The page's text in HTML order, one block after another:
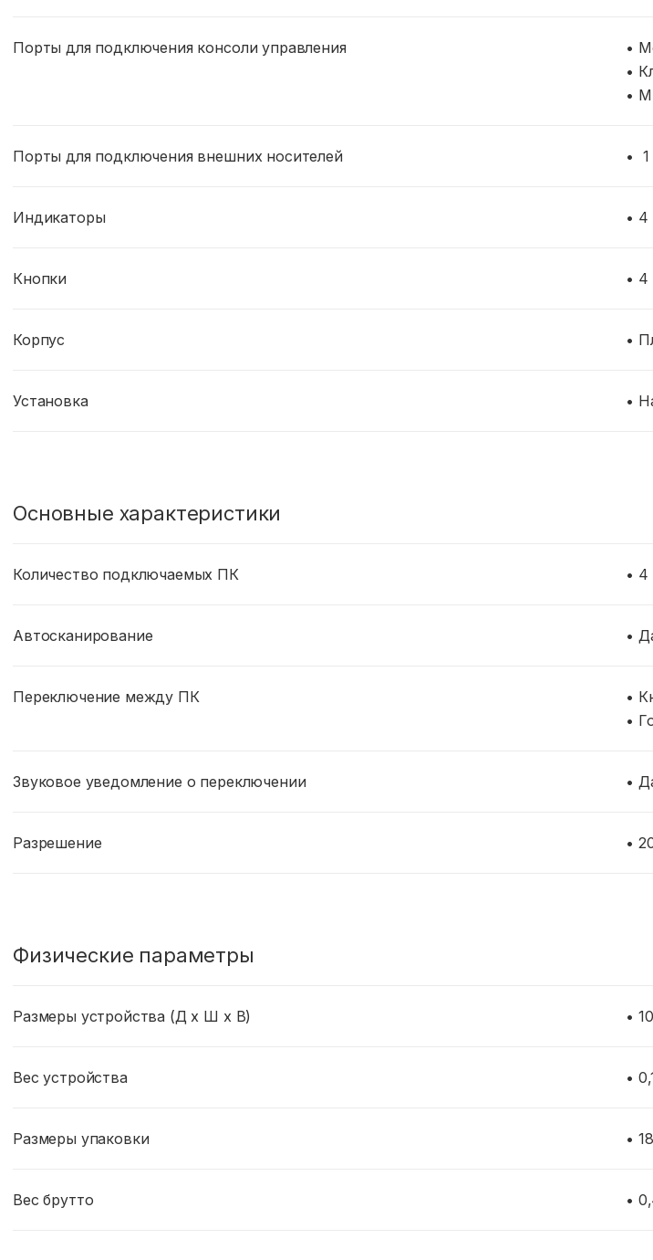
Порты для подключения консоли управления
•
•
•
Порты для подключения внешних носителей • 1
Индикаторы •
Кнопки • 4
Корпус •
Установка •
Основные характеристики
Количество подключаемых ПК • 4
Автосканирование •
Переключение между ПК
•
•
Звуковое уведомление о переключении •
Разрешение •
Физические параметры
Размеры устройства (Д x Ш x В) •
Вес устройства •
Размеры упаковки •
Вес брутто •